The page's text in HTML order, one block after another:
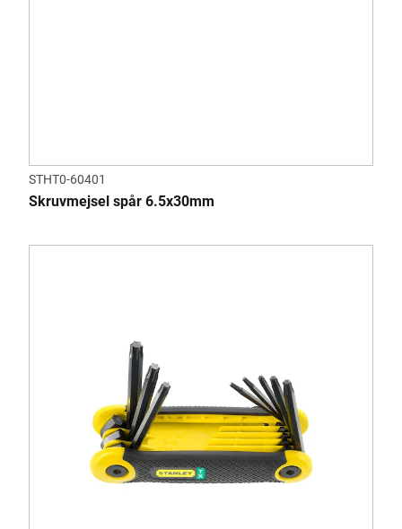
STHT0-60401
Skruvmejsel spår 6.5x30mm